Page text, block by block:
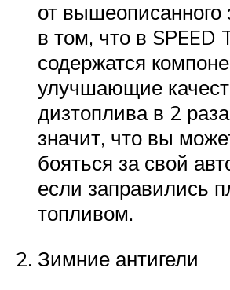
от вышеописанного
в том, что в SPEED
содержатся
улучшающие
дизтоплива в 2
значит, что вы
бояться за свой
если заправились
топливом.
Зимние антигели